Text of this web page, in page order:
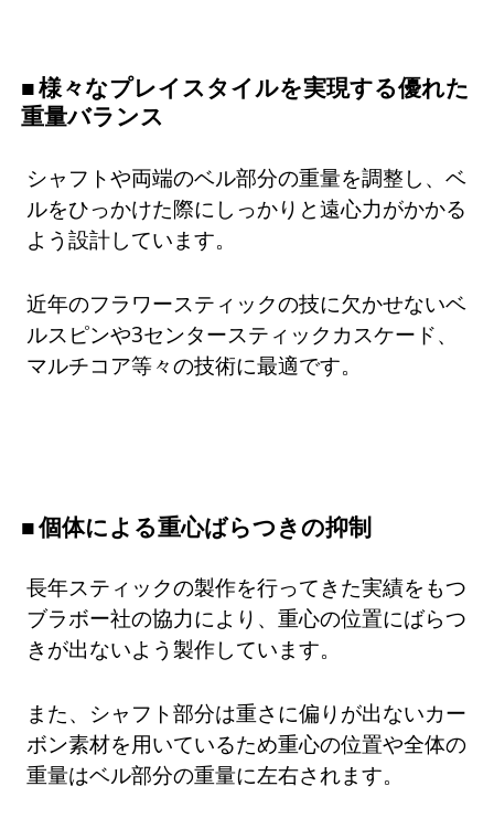
様々なプレイスタイルを実現する優れた
重量バランス
シャフトや両端のベル部分の重量を調整し、ベ
ルをひっかけた際にしっかりと遠心力がかかる
よう設計しています。
近年のフラワースティックの技に欠かせないベ
ルスピンや3センタースティックカスケード、
マルチコア等々の技術に最適です。
個体による重心ばらつきの抑制
長年スティックの製作を行ってきた実績をもつ
ブラボー社の協力により、重心の位置にばらつ
きが出ないよう製作しています。
また、シャフト部分は重さに偏りが出ないカー
ボン素材を用いているため重心の位置や全体の
重量はベル部分の重量に左右されます。